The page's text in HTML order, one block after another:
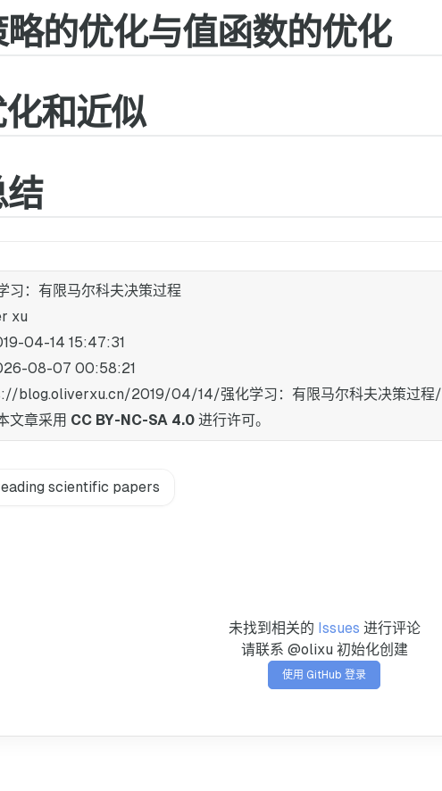
的优化与值函数的优化
和近似
结
习：有限马尔科夫决策过程
xu
04-14 15:47:31
08-07 00:58:21
blog.oliverxu.cn/2019/04/14/强化学习：有限马尔科夫决策过程/
文章采用 CC BY-NC-SA 4.0 进行许可。
scientific papers
未找到相关的 Issues 进行评论
请联系 @olixu 初始化创建
使用 GitHub 登录